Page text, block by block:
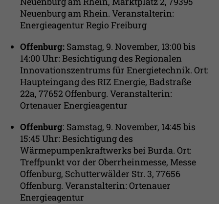
Neuenburg am Rhein. Veranstalterin:
Energieagentur Regio Freiburg
Offenburg: Samstag, 9. November, 13:00 bis
14:00 Uhr: Besichtigung des Regionalen
Innovationszentrums für Energietechnik. Ort:
Haupteingang des RIZ Energie, Badstraße
22a, 77652 Offenburg. Veranstalterin:
Ortenauer Energieagentur
Offenburg: Samstag, 9. November, 14:45 bis
15:45 Uhr: Besichtigung des
Wärmepumpenkraftwerks bei Burda. Ort:
Treffpunkt vor der Oberrheinmesse, Messe
Offenburg, Schutterwälder Str. 3, 77656
Offenburg. Veranstalterin: Ortenauer
Energieagentur